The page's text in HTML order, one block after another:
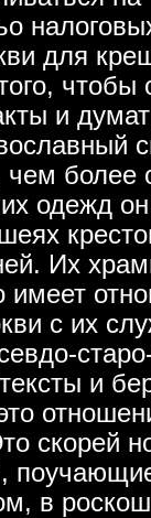
для
чтобы
и
более
одежд
Их
имеет
с их
и
скорей
в